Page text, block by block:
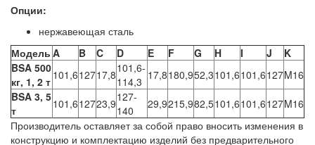
Опции:
нержавеющая сталь
Модель A B C D E F G H I J
K
BSA 500
кг, 1, 2 т 101,612717,8101,6-
114,3 17,8180,952,3101,6101,6127M16
BSA 3, 5
т
101,612723,9127-
140
29,9215,982,5101,6101,6127M16
Производитель оставляет за собой право вносить изменения в
конструкцию и комплектацию изделий без предварительного